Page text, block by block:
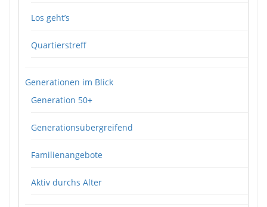
Los geht’s
Quartierstreff
Generationen im Blick
Generation 50+
Generationsübergreifend
Familienangebote
Aktiv durchs Alter